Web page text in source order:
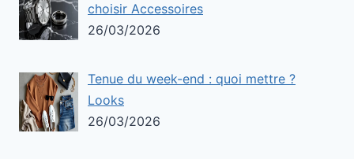
choisir Accessoires
26/03/2026
Tenue du week-end : quoi mettre ?
Looks
26/03/2026